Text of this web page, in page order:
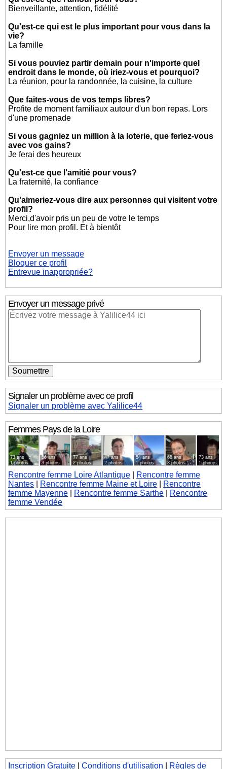
Bienveillante, attention, fidélité
Qu'est-ce qui est le plus important pour vous dans la
vie?
La famille
Si vous pouviez partir demain pour n'importe quel
endroit dans le monde, où iriez-vous et pourquoi?
La réunion, pour la randonnée, la cuisine, la culture
Que faites-vous de vos temps libres?
Profite de moment familiaux autour d'un bon repas. Lors
d'une promenade
Si vous gagniez un million à la loterie, que feriez-vous
avec vos gains?
Je ferai des heureux
Qu'est-ce que l'amitié pour vous?
La fraternité, la confiance
Qu'aimeriez-vous dire aux personnes qui visitent votre
profil?
Merci,d'avoir pris un peu de votre le temps
Pour lire mon profil. Et à bientôt
Envoyer un message
Bloquer ce profil
Entrevue inappropriée?
Envoyer un message privé
Signaler un problème avec ce profil
Signaler un problème avec Yalilice44
FemmesPays de la Loire
73 ans
1 photos
56 ans
3 photos
77 ans
2 photos
47 ans
2 photos
54 ans
1 photos
68 ans
3 photos
73 ans
1 photos
Rencontre femme Loire Atlantique
Rencontre femme
Nantes
Rencontre femme Maine et Loire
Rencontre
femme Mayenne
Rencontre femme Sarthe
Rencontre
femme Vendée
Inscription Gratuite |Conditions d'utilisation Règles de